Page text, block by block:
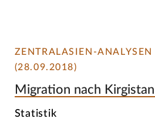
ZENTRALASIEN-
(28.09.2018)
Migration nach
Statistik